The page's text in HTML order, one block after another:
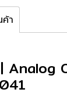
ค้า
Analog